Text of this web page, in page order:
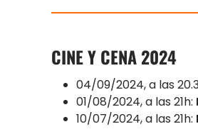
CINE Y CENA 2024
04/09/2024, a las
01/08/2024, a las 21h:
10/07/2024, a las 21h: